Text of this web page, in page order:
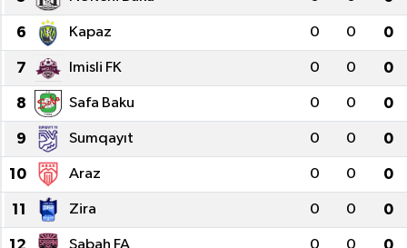
6 Kapaz 0 0 0
7 Imisli FK 0 0 0
8 Safa Baku 0 0 0
9 Sumqayıt 0 0 0
10 Araz 0 0 0
11 Zira 0 0 0
Siyaset
Spor
Vefat Edenler
Video Galeri
Yaşam